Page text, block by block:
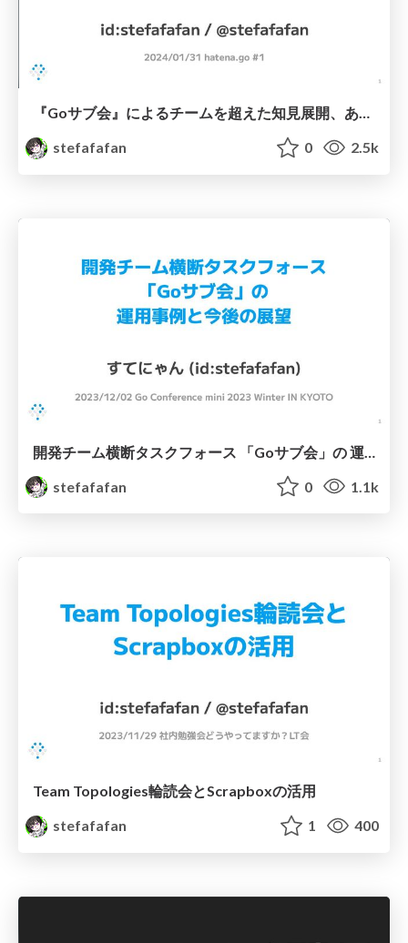
『Goサブ会』によるチームを超えた知見展開、あるいは hatena.go に対する期待 #hatenago
stefafafan
0 2.5k
stefafafan
0 1.1k
Team Topologies輪読会とScrapboxの活用
stefafafan
1 400